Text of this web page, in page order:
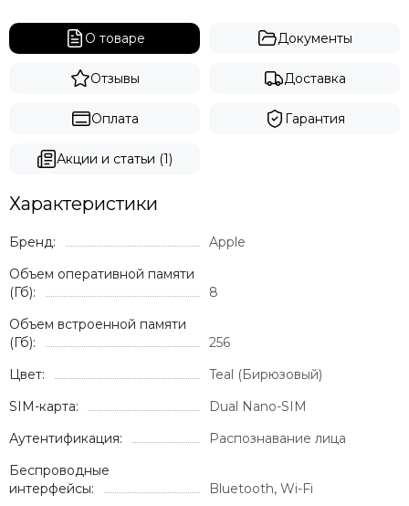
О товаре Документы
Отзывы Доставка
Оплата Гарантия
Акции и статьи (1)
Характеристики
Бренд:
Apple
Объем оперативной памяти
(Гб):
8
Объем встроенной памяти
(Гб):
256
Цвет:
Teal (Бирюзовый)
SIM-карта:
Dual Nano-SIM
Аутентификация:
Распознавание лица
Беспроводные
интерфейсы:
Bluetooth, Wi-Fi